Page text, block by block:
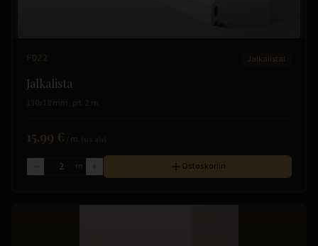
FD22 Jalkalistat
Jalkalista
130x18 mm, pit. 2 m
15.99 € /m
m Ostoskoriin